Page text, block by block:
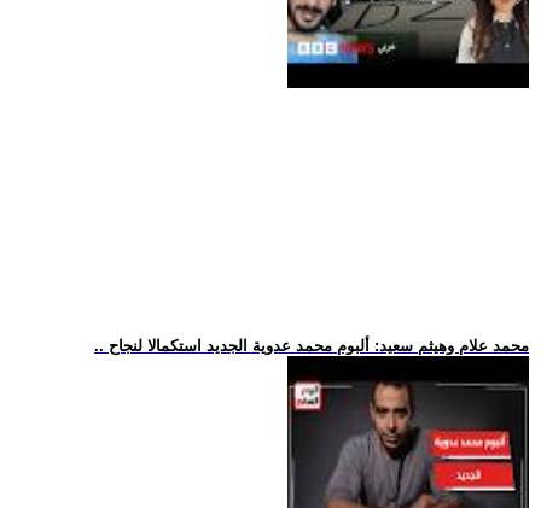
.. محمد علام وهيثم سعيد: ألبوم محمد عدوية الجديد استكمالا لنجاح